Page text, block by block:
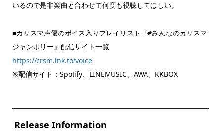
いるので是非楽曲と合わせて何度も視聴してほしい。
■カリスマ声優のボイス入りプレイリスト『#みんなのカリスマ
ジャンボリー』配信サイト一覧
https://crsm.lnk.to/voice
※配信サイト：Spotify、LINEMUSIC、AWA、KKBOX
Release Information